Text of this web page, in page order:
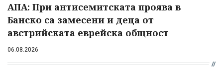
АПА: При антисемитската проява в
Банско са замесени и деца от
австрийската еврейска общност
06.08.2026